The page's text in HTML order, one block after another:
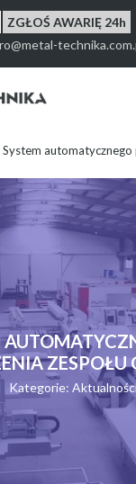
ZGŁOŚ AWARIĘ 24h
System automatycznego
ZESPOŁU
Kategorie: